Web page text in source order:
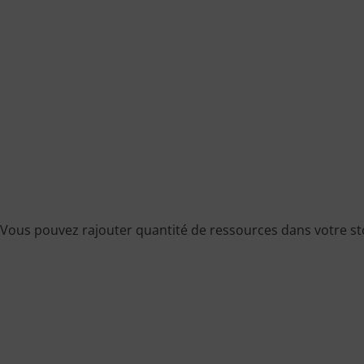
Vous pouvez rajouter quantité de ressources dans votre